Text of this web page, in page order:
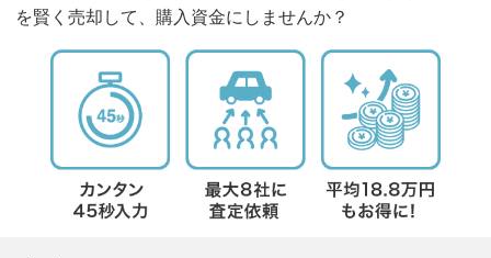
を賢く売却して、購入資金にしませんか？